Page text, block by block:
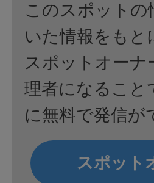
このスポット
いた情報をもと
スポットオー
理者になること
に無料で発信が
スポット